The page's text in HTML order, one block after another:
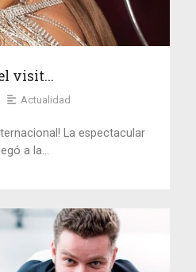
visit...
Actualidad
La espectacular
a la...